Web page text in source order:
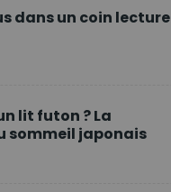
dans un coin lecture
lit futon ? La
sommeil japonais